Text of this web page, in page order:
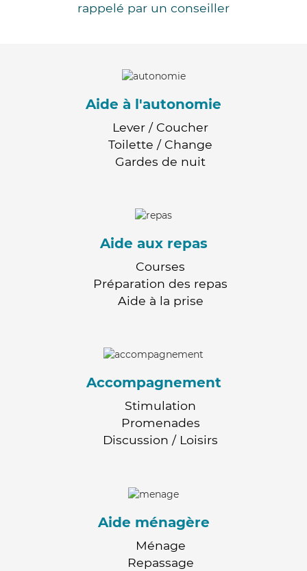
rappelé par un conseiller
Aide à l'autonomie
Lever / Coucher
Toilette / Change
Gardes de nuit
Aide aux repas
Courses
Préparation des repas
Aide à la prise
Accompagnement
Stimulation
Promenades
Discussion / Loisirs
Aide ménagère
Ménage
Repassage